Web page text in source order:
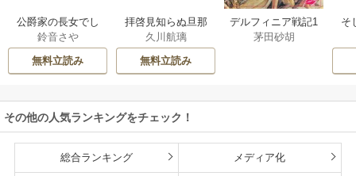
公爵家の長女でし
た
鈴音さや
無料立読み
拝啓見知らぬ旦那
様、離婚していた
だきます
久川航璃
無料立読み
デルフィニア戦記1
茅田砂胡
そ
その他の人気ランキングをチェック！
総合ランキング メディア化